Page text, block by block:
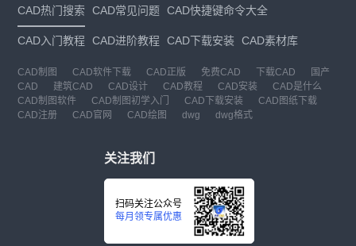
CAD热门搜索 CAD常见问题 CAD快捷键命令大全
CAD入门教程 CAD进阶教程 CAD下载安装 CAD素材库
CAD制图 CAD软件下载 CAD正版 免费CAD 下载CAD
国产
CAD
建筑CAD CAD设计 CAD教程 CAD安装
CAD是什么
CAD制图软件
CAD制图初学入门 CAD下载安装
CAD图纸下载
CAD注册
CAD官网 CAD绘图 dwg dwg格式
关注我们
扫码关注公众号
每月领专属优惠